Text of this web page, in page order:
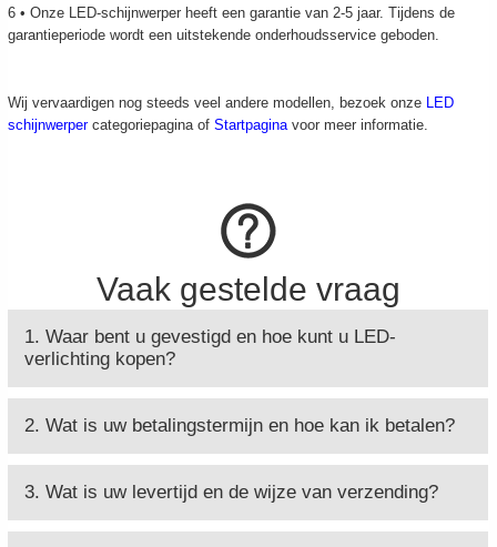
6 • Onze LED-schijnwerper heeft een garantie van 2-5 jaar. Tijdens de
garantieperiode wordt een uitstekende onderhoudsservice geboden.
Wij vervaardigen nog steeds veel andere modellen, bezoek onze LED
schijnwerpercategoriepagina ofStartpagina voor meer informatie.
Vaak gestelde vraag
1. Waar bent u gevestigd en hoe kunt u LED-
verlichting kopen?
2. Wat is uw betalingstermijn en hoe kan ik betalen?
3. Wat is uw levertijd en de wijze van verzending?